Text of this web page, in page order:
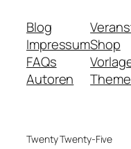
Blog
Impressum
FAQs
Autoren
Shop
Twenty Twenty-Five